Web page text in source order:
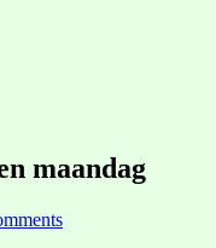
maandag